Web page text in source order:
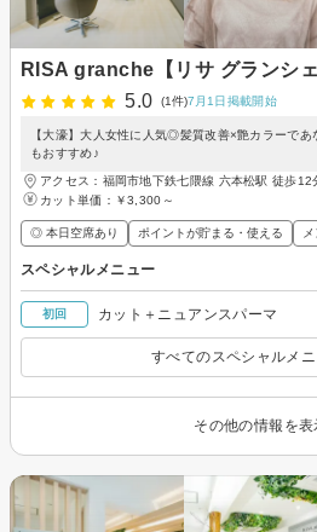
RISA granche【リサ グランシェ
5.0
(1件)7月1日掲載開始
【大濠】大人女性に人気◎髪質改善×艶カラーで
もおすすめ♪
アクセス：福岡市地下鉄七隈線 六本松駅 徒歩12
カット単価： ￥3,300～
◎ 本日空席あり ポイントが貯まる・使える
スペシャルメニュー
初回 カット＋ニュアンスパーマ
すべてのスペシャルメ
その他の情報を表